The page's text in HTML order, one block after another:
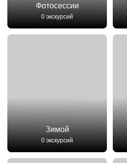
Фотосессии
0 экскурсий
Зимой
0 экскурсий